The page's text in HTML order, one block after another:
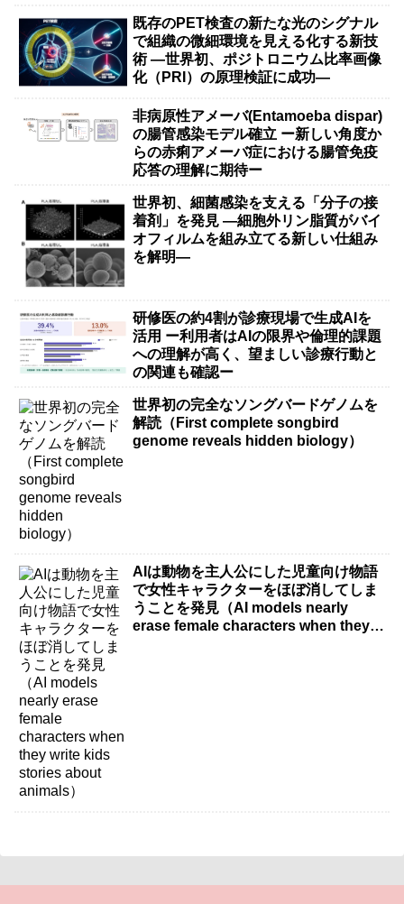
既存のPET検査の新たな光のシグナル
で組織の微細環境を見える化する新技
術 ―世界初、ポジトロニウム比率画像
化（PRI）の原理検証に成功―
非病原性アメーバ(Entamoeba dispar)
の腸管感染モデル確立 ー新しい角度か
らの赤痢アメーバ症における腸管免疫
応答の理解に期待ー
世界初、細菌感染を支える「分子の接
着剤」を発見 ―細胞外リン脂質がバイ
オフィルムを組み立てる新しい仕組み
を解明―
研修医の約4割が診療現場で生成AIを
活用 ー利用者はAIの限界や倫理的課題
への理解が高く、望ましい診療行動と
の関連も確認ー
世界初の完全なソングバードゲノムを
解読（First complete songbird
genome reveals hidden biology）
AIは動物を主人公にした児童向け物語
で女性キャラクターをほぼ消してしま
うことを発見（AI models nearly
erase female characters when they